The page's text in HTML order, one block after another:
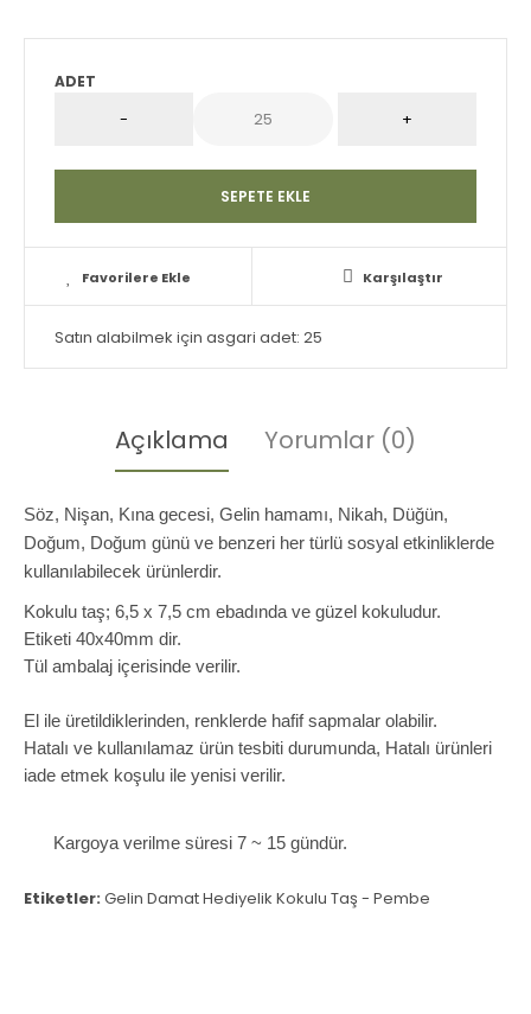
ADET
Favorilere Ekle Karşılaştır
Satın alabilmek için asgari adet: 25
Açıklama Yorumlar (0)
Söz, Nişan, Kına gecesi, Gelin hamamı, Nikah, Düğün,
Doğum, Doğum günü ve benzeri her türlü sosyal etkinliklerde
kullanılabilecek ürünlerdir.
Kokulu taş; 6,5 x 7,5 cm ebadında ve güzel kokuludur.
Etiketi 40x40mm dir.
Tül ambalaj içerisinde verilir.
El ile üretildiklerinden, renklerde hafif sapmalar olabilir.
Hatalı ve kullanılamaz ürün tesbiti durumunda, Hatalı ürünleri
iade etmek koşulu ile yenisi verilir.
Kargoya verilme süresi 7 ~ 15 gündür.
Etiketler: Gelin Damat Hediyelik Kokulu Taş - Pembe